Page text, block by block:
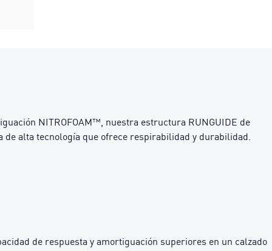
NITROFOAM™, nuestra estructura RUNGUIDE de
alta tecnología que ofrece respirabilidad y durabilidad.
de respuesta y amortiguación superiores en un calzado